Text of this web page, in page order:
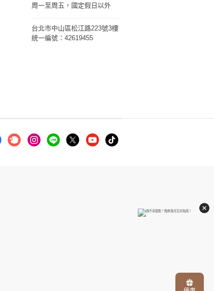
周一至周五，國定假日以外
台北市中山區松江路223號3樓
統一編號：42619455